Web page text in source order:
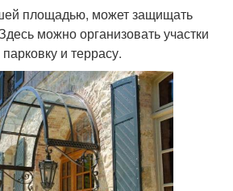
площадью, может защищать
можно организовать участки
и террасу.